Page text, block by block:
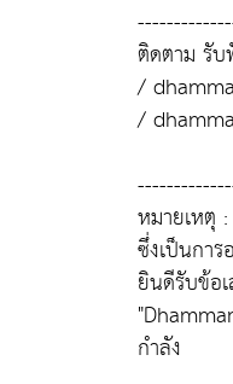
ติดตาม รับ
/
/
หมายเหตุ
ซึ่งเป็นกา
ยินดีรับข้อ
กำลัง